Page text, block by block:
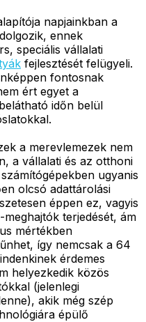
napjainkban a
ennek
speciális vállalati
fejlesztését felügyeli.
fontosnak
ért egyet a
időn belül
a merevlemezek nem
a vállalati és az otthoni
ugyanis
olcsó adattárolási
éppen ez, vagyis
terjedését, ám
mértékben
így nemcsak a 64
érdemes
helyezkedik közös
(jelenlegi
akik még szép
épülő